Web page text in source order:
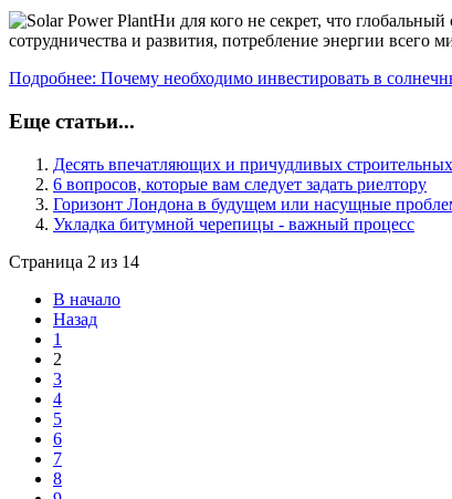
Ни для кого не секрет, что
сотрудничества и развития, потребление энергии всего
Подробнее: Почему необходимо инвестировать в
Еще статьи...
Десять впечатляющих и причудливых
6 вопросов, которые вам следует задать риелтору
Горизонт Лондона в будущем или насущные
Укладка битумной черепицы - важный процесс
Страница 2 из 14
В начало
Назад
1
2
3
4
5
6
7
8